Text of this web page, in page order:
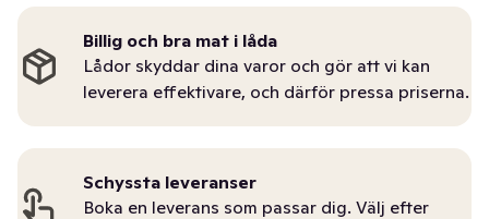
Billig och bra mat i låda
Lådor skyddar dina varor och gör att vi kan
leverera effektivare, och därför pressa priserna.
Schyssta leveranser
Boka en leverans som passar dig. Välj efter